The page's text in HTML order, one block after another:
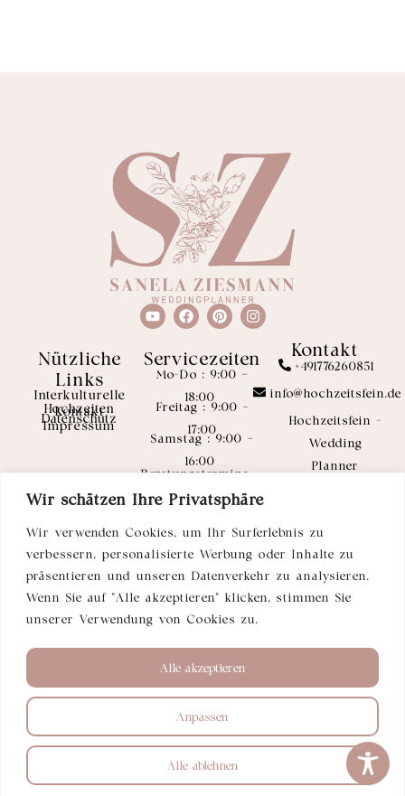
Wir schätzen Ihre Privatsphäre
Wir verwenden Cookies, um Ihr Surferlebnis zu
verbessern, personalisierte Werbung oder Inhalte zu
präsentieren und unseren Datenverkehr zu analysieren.
Wenn Sie auf "Alle akzeptieren" klicken, stimmen Sie
unserer Verwendung von Cookies zu.
Anpassen
Alle ablehnen
Alle akzeptieren
Nützliche
Links
Interkulturelle
Hochzeiten
Kontakt
Datenschutz
Impressum
Servicezeiten
Mo-Do : 9:00 –
18:00
Freitag : 9:00 –
17:00
Samstag : 9:00 –
16:00
Beratungstermine
nach Vereinbarung
Kontakt
+491776260851
info@hochzeitsfein.de
Hochzeitsfein -
Wedding
Planner
Serifov
Inselstraße 24
40479
Düsseldorf
Urheberrecht 2026 Sanela Ziesmann-Serifov –
Hochzeitsfein. Alle Rechte vorbehalten.
Mit freundlicher Unterstützung von
Techleads.ai